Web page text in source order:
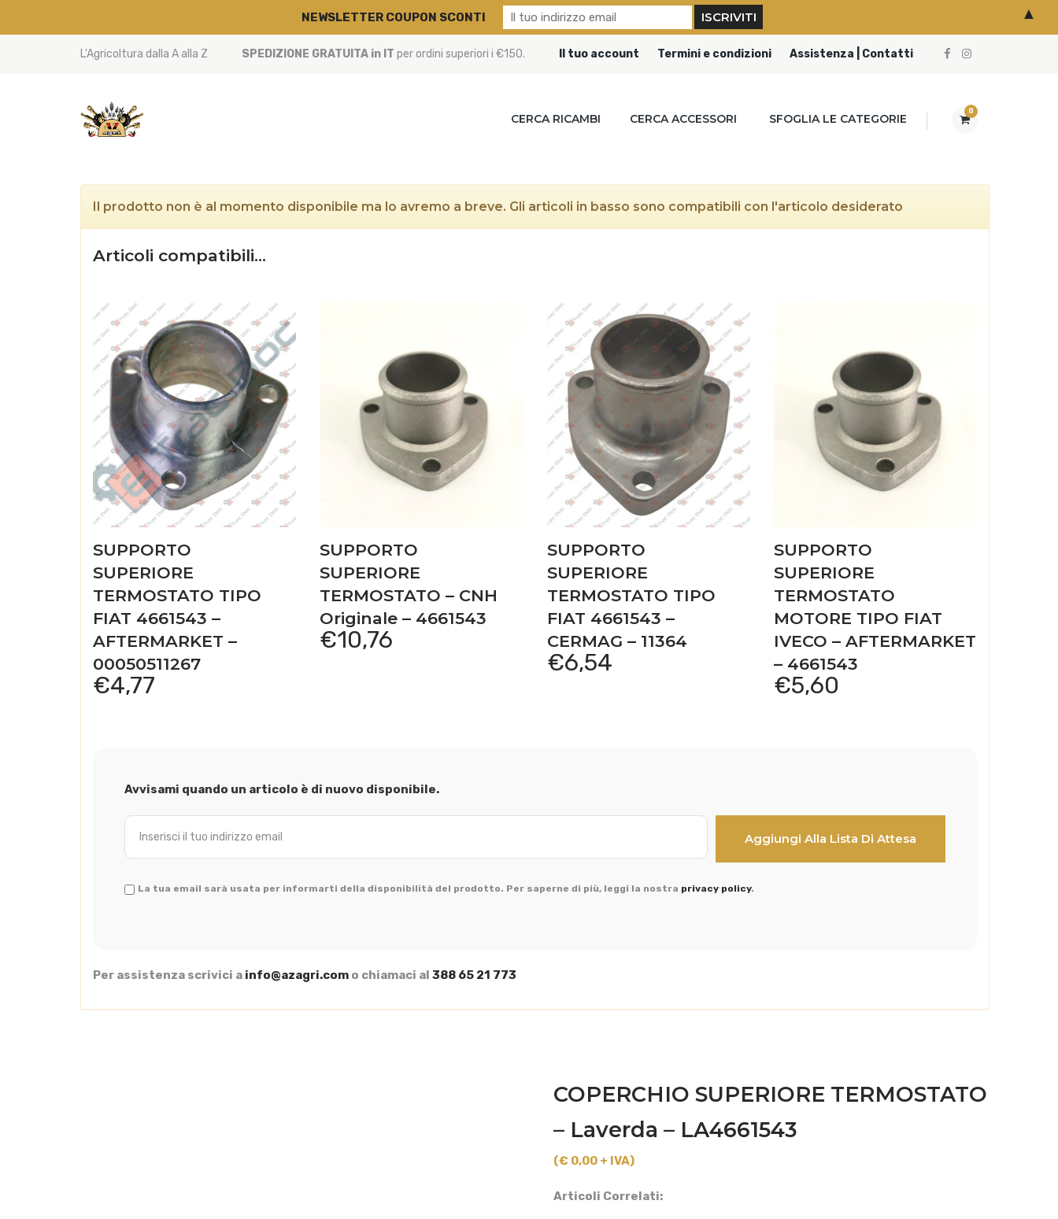
L'Agricoltura dalla A alla Z SPEDIZIONE GRATUITA in IT per ordini superiori i €150. Il tuo account Termini e condizioni Assistenza | Contatti
0
CERCA RICAMBI CERCA ACCESSORI SFOGLIA LE CATEGORIE
Il prodotto non è al momento disponibile ma lo avremo a breve. Gli articoli in basso sono compatibili con l'articolo desiderato
Articoli compatibili…
SUPPORTO
SUPERIORE
TERMOSTATO TIPO
FIAT 4661543 –
AFTERMARKET –
00050511267
€4,77
SUPPORTO
SUPERIORE
TERMOSTATO – CNH
Originale – 4661543
€10,76
SUPPORTO
SUPERIORE
TERMOSTATO TIPO
FIAT 4661543 –
CERMAG – 11364
€6,54
SUPPORTO
SUPERIORE
TERMOSTATO
MOTORE TIPO FIAT
IVECO – AFTERMARKET
– 4661543
€5,60
Avvisami quando un articolo è di nuovo disponibile.
La tua email sarà usata per informarti della disponibilità del prodotto. Per saperne di più, leggi la nostra privacy policy.
Per assistenza scrivici a info@azagri.com o chiamaci al 388 65 21 773
COPERCHIO SUPERIORE TERMOSTATO
– Laverda – LA4661543
(€ 0,00 + IVA)
Articoli Correlati:
NEWSLETTER COUPON SCONTI ▲